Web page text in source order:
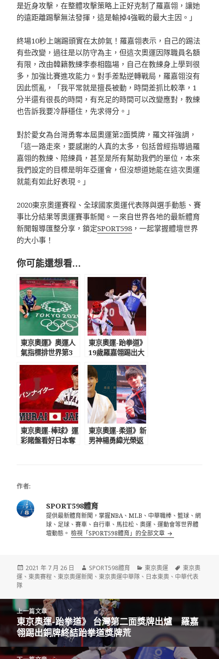
是近身攻擊，在整體攻擊策略上正好克制了羅嘉翎，讓她
的遠距離踢擊無法發揮，這是輸掉4強戰的最大主因。」
終場10秒上端踢頭實在太帥氣！羅嘉翎表示，自己的踢法
有些改變，過往是以防守為主，但這次奧運因隊職員名額
有限，改由韓籍教練李泰相臨場，自己在教練身上學到很
多，加強比賽進攻能力。對手差點逆轉戰局，羅嘉翎沒有
因此慌亂，「我平常就是擅長被動，時間差抓比較準，1
分半還有很長的時間，有充足的時間可以改變應對，教練
也告訴我要冷靜穩住，先求得分。」
對於愛女為台灣勇奪本屆奧運第2面獎牌，羅文祥強調，
「這一路走來，要感謝的人真的太多，包括曾經指導過羅
嘉翎的教練、陪練員，甚至是所有幫助我們的單位，本來
我們設定的目標是明年亞運會，但沒想道她能在這次奧運
就能有如此好表現。」
2020東京奧運賽程、全球國家奧運代表隊與選手動態、賽
事比分結果等奧運賽事新聞。－來自世界各地的最新體育
新聞報導匯整分享，鎖定SPORT598 ，一起掌握體壇世界
的大小事！
你可能還想看…
東京奧運》奧運人
氣指標排世界第3
IG「最激勵人心時
刻」
東京奧運-跆拳道》
19歲羅嘉翎踢出大
臉書感謝：感謝你
們給我力量
東京奧運-棒球》運
彩賭盤看好日本奪
東京奧運-柔道》新
男神楊勇緯光榮返
作者:
SPORT598體育
提供最新體育新聞，掌握NBA、MLB、中華職棒、籃球、網
球、足球、賽車、自行車、馬拉松、奧運、運動會等世界體
壇動態。檢視「SPORT598體育」的全部文章
發
佈
2021 年 7 月 26 日
作
者
SPORT598體育
分
類
東京奧運
標
籤
東京奧
運 、東奧賽程 、東京奧運新聞 、東京奧運中華隊 、 日本東奧 、 中華代表
隊
導
覽
上一篇文章
上
一
篇
文
東京奧運-跆拳道》 台灣第二面獎牌出爐 羅嘉
翎踢出銅牌終結跆拳道獎牌荒